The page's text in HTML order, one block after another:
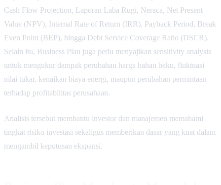
Cash Flow Projection, Laporan Laba Rugi, Neraca, Net Present
Value (NPV), Internal Rate of Return (IRR), Payback Period, Break
Even Point (BEP), hingga Debt Service Coverage Ratio (DSCR).
Selain itu, Business Plan juga perlu menyajikan sensitivity analysis
untuk mengukur dampak perubahan harga bahan baku, fluktuasi
nilai tukar, kenaikan biaya energi, maupun perubahan permintaan
terhadap profitabilitas perusahaan.
Analisis tersebut membantu investor dan manajemen memahami
tingkat risiko investasi sekaligus memberikan dasar yang kuat dalam
mengambil keputusan ekspansi.